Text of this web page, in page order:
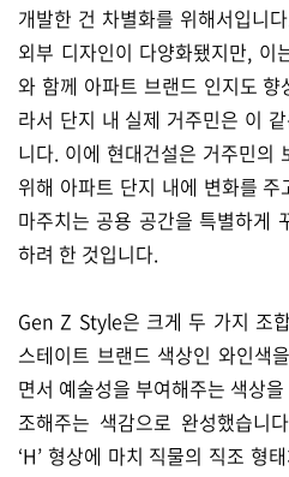
개발한 건 차별화를 위해서입니
외부 디자인이 다양화됐지만, 이
와 함께 아파트 브랜드 인지도
라서 단지 내 실제 거주민은 이
니다. 이에 현대건설은 거주민의
위해 아파트 단지 내에 변화를
마주치는 공용 공간을 특별하게
하려 한 것입니다.
Gen Z Style은 크게 두 가지 조
스테이트 브랜드 색상인 와인색
면서 예술성을 부여해주는 색상
조해주는 색감으로 완성했습니
‘H’ 형상에 마치 직물의 직조 형